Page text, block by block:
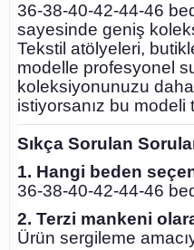
36-38-40-42-44-46
sayesinde geniş
Tekstil atölyeleri,
modelle profesyonel
koleksiyonunuzu
istiyorsanız bu modeli
Sıkça Sorulan
1. Hangi beden
36-38-40-42-44-46
2. Terzi mankeni
Ürün sergileme